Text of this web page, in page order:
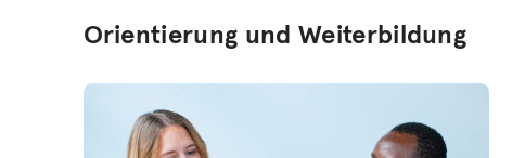
Orientierung und Weiterbildung